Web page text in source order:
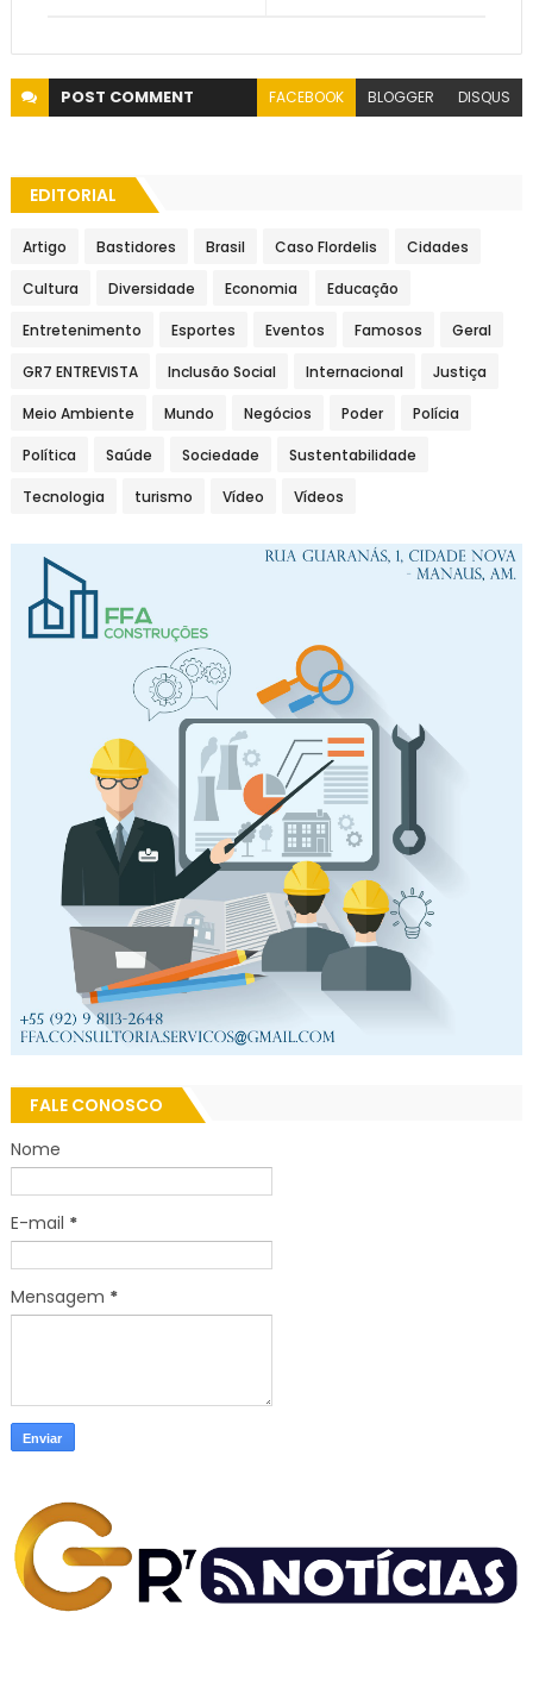
POST COMMENT FACEBOOK BLOGGER DISQUS
EDITORIAL
Artigo Bastidores Brasil Caso Flordelis Cidades
Cultura Diversidade Economia Educação
Entretenimento Esportes Eventos Famosos Geral
GR7 ENTREVISTA Inclusão Social Internacional Justiça
Meio Ambiente Mundo Negócios Poder Polícia
Política Saúde Sociedade Sustentabilidade
Tecnologia turismo Vídeo Vídeos
FALE CONOSCO
Nome
E-mail *
Mensagem *